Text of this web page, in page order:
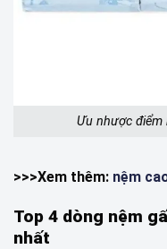
Ưu nhược điểm
>>>Xem thêm: nệm
Top 4 dòng nệm
nhất